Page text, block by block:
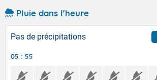
Pluie dans l'heure
Pas de précipitations
05 : 55